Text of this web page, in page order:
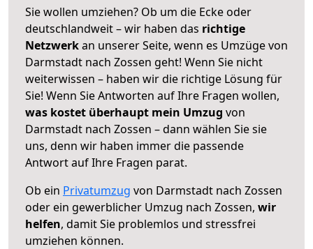
Sie wollen umziehen? Ob um die Ecke oder
deutschlandweit – wir haben das richtige
Netzwerkan unserer Seite, wenn es Umzüge von
Darmstadt nach Zossen geht! Wenn Sie nicht
weiterwissen – haben wir die richtige Lösung für
Sie! Wenn Sie Antworten auf Ihre Fragen wollen,
was kostet überhaupt mein Umzug von
Darmstadt nach Zossen – dann wählen Sie sie
uns, denn wir haben immer die passende
Antwort auf Ihre Fragen parat.
Ob ein Privatumzug von Darmstadt nach Zossen
oder ein gewerblicher Umzug nach Zossen, wir
helfen, damit Sie problemlos und stressfrei
umziehen können.